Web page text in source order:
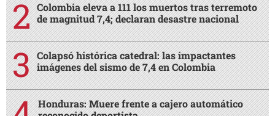
Colombia eleva a 111 los muertos tras terremoto
de magnitud 7,4; declaran desastre nacional
Colapsó histórica catedral: las impactantes
imágenes del sismo de 7,4 en Colombia
Honduras: Muere frente a cajero automático